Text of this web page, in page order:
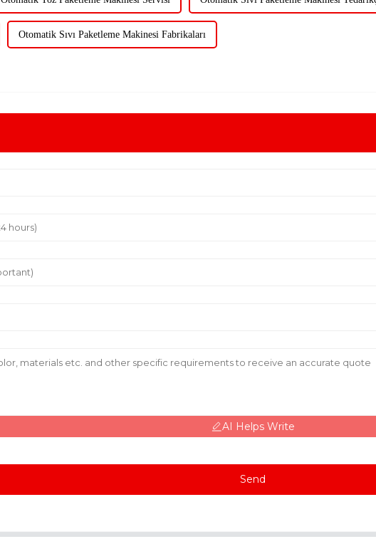
Otomatik Sıvı Paketleme Makinesi Fabrikaları
AI Helps Write
Send